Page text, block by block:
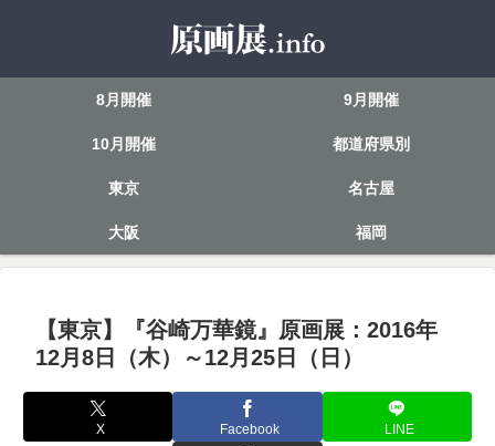
8月開催 9月開催
10月開催 都道府県別
東京 名古屋
大阪 福岡
【東京】『谷崎万華鏡』原画展：2016年
12月8日（木）～12月25日（日）
X Facebook LINE